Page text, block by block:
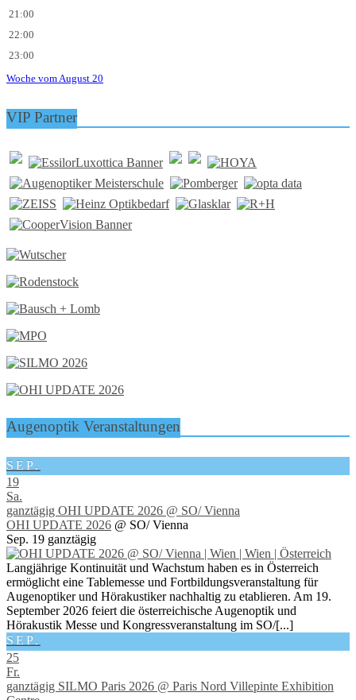
21:00
22:00
23:00
Woche vom August 20
VIP Partner
Augenoptik Veranstaltungen
SEP.
19
Sa.
ganztägig OHI UPDATE 2026 @ SO/ Vienna
OHI UPDATE 2026 @ SO/ Vienna
Sep. 19 ganztägig
Langjährige Kontinuität und Wachstum haben es in Österreich
ermöglicht eine Tablemesse und Fortbildungsveranstaltung für
Augenoptiker und Hörakustiker nachhaltig zu etablieren. Am 19.
September 2026 feiert die österreichische Augenoptik und
Hörakustik Messe und Kongressveranstaltung im SO/[...]
SEP.
25
Fr.
ganztägig SILMO Paris 2026 @ Paris Nord Villepinte Exhibition